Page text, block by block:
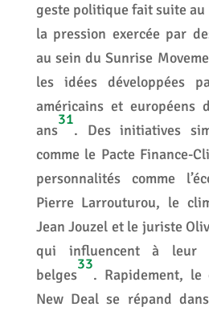
geste politique fait suite
la pression exercée par
au sein du Sunrise
les idées développées
américains et européens
ans
31
. Des initiatives
comme le Pacte Finance-
personnalités comme
Pierre Larrouturou, le
Jean Jouzel et le juriste
qui influencent à leur
belges
33
. Rapidement, le
New Deal se répand